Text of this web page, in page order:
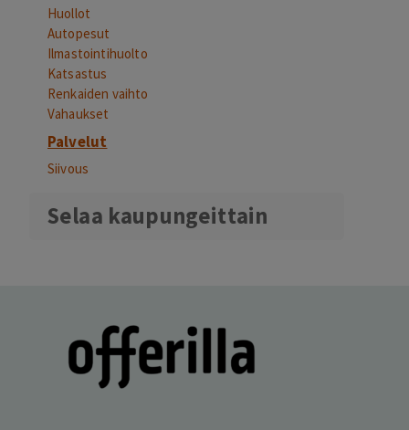
Huollot
Autopesut
Ilmastointihuolto
Katsastus
Renkaiden vaihto
Vahaukset
Palvelut
Siivous
Selaa kaupungeittain